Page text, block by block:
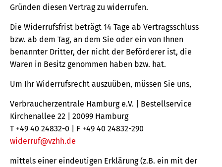
Gründen diesen Vertrag zu widerrufen.
Die Widerrufsfrist beträgt 14 Tage ab Vertragsschluss
bzw. ab dem Tag, an dem Sie oder ein von Ihnen
benannter Dritter, der nicht der Beförderer ist, die
Waren in Besitz genommen haben bzw. hat.
Um Ihr Widerrufsrecht auszuüben, müssen Sie uns,
Verbraucherzentrale Hamburg e.V. | Bestellservice
Kirchenallee 22 | 20099 Hamburg
T +49 40 24832-0 | F +49 40 24832-290
widerruf@vzhh.de
mittels einer eindeutigen Erklärung (z.B. ein mit der